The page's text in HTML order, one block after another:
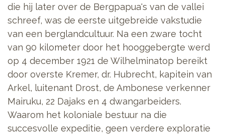
die hij later over de Bergpapua's van de vallei
schreef, was de eerste uitgebreide vakstudie
van een berglandcultuur. Na een zware tocht
van 90 kilometer door het hooggebergte werd
op 4 december 1921 de Wilhelminatop bereikt
door overste Kremer, dr. Hubrecht, kapitein van
Arkel, luitenant Drost, de Ambonese verkenner
Mairuku, 22 Dajaks en 4 dwangarbeiders.
Waarom het koloniale bestuur na die
succesvolle expeditie, geen verdere exploratie